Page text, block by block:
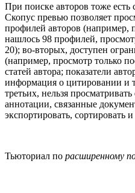
При поиске авторов тоже
Скопус превью позволяет
профилей авторов (например,
нашлось 98 профилей,
20); во-вторых, доступен
(например, просмотр только
статей автора; показатели
информация о цитировании и
третьих, нельзя
аннотации, связанные
экспортировать, сортировать и
Тьюториал по расширенному